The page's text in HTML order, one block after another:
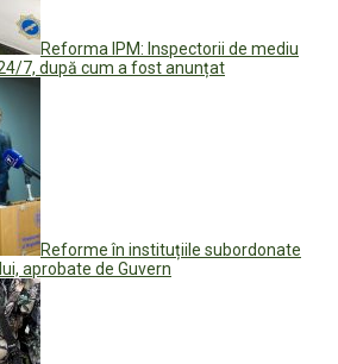
Reforma IPM: Inspectorii de mediu
7, după cum a fost anunțat
Reforme în instituțiile subordonate
aprobate de Guvern